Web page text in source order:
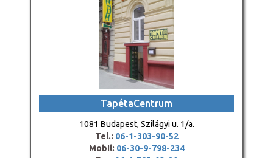
TapétaCentrum
1081 Budapest, Szilágyi u. 1/a.
Tel.: 06-1-303-90-52
Mobil: 06-30-9-798-234